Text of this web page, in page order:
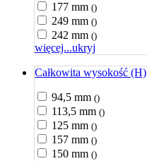
177 mm ()
249 mm ()
242 mm ()
więcej...ukryj
Całkowita wysokość (H)
94,5 mm ()
113,5 mm ()
125 mm ()
157 mm ()
150 mm ()